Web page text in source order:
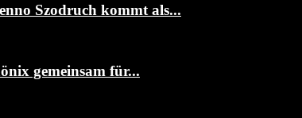
Szodruch kommt als...
gemeinsam für...